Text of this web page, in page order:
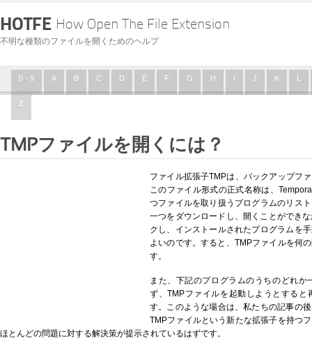
HOTFE How Open The File Extension
不明な種類のファイルを開くためのヘルプ
0 - 9 A B C D E F G H I J K L
Z
TMPファイルを開くには？
ファイル拡張子TMPは、バックアップフ
このファイル形式の正式名称は、
つファイルを取り扱うプログラムのリス
一つをダウンロードし、開くことができ
クし、インストールされたプログラムを
よいのです。すると、TMPファイルを何
す。
また、下記のプログラムのうちのどれ
ず、TMPファイルを起動しようとする
す。このような場合は、私たちの記事の
TMPファイルという新たな拡張子を持つ
ほとんどの問題に対する解決策が提示されているはずです。